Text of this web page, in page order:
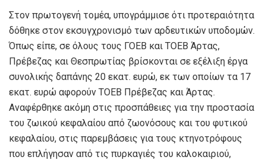
Στον πρωτογενή τομέα, υπογράμμισε ότι προτεραιότητα
δόθηκε στον εκσυγχρονισμό των αρδευτικών υποδομών.
Όπως είπε, σε όλους τους ΓΟΕΒ και ΤΟΕΒ Άρτας,
Πρέβεζας και Θεσπρωτίας βρίσκονται σε εξέλιξη έργα
συνολικής δαπάνης 20 εκατ. ευρώ, εκ των οποίων τα 17
εκατ. ευρώ αφορούν ΤΟΕΒ Πρέβεζας και Άρτας.
Αναφέρθηκε ακόμη στις προσπάθειες για την προστασία
του ζωικού κεφαλαίου από ζωονόσους και του φυτικού
κεφαλαίου, στις παρεμβάσεις για τους κτηνοτρόφους
που επλήγησαν από τις πυρκαγιές του καλοκαιριού,